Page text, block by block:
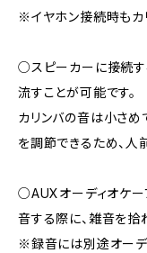
※イヤホン接続時もカ
○スピーカーに接続す
流すことが可能です。
カリンバの音は小さめ
を調節できるため、人
○AUXオーディオケー
音する際に、雑音を拾
※録音には別途オーデ